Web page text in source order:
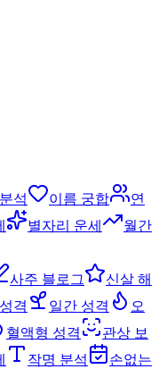
석 이름 궁합
연
별자리 운세
월간
사주 블로그
신살 해
격 일간 성격
오
혈액형 성격
관상 보
작명 분석
손없는